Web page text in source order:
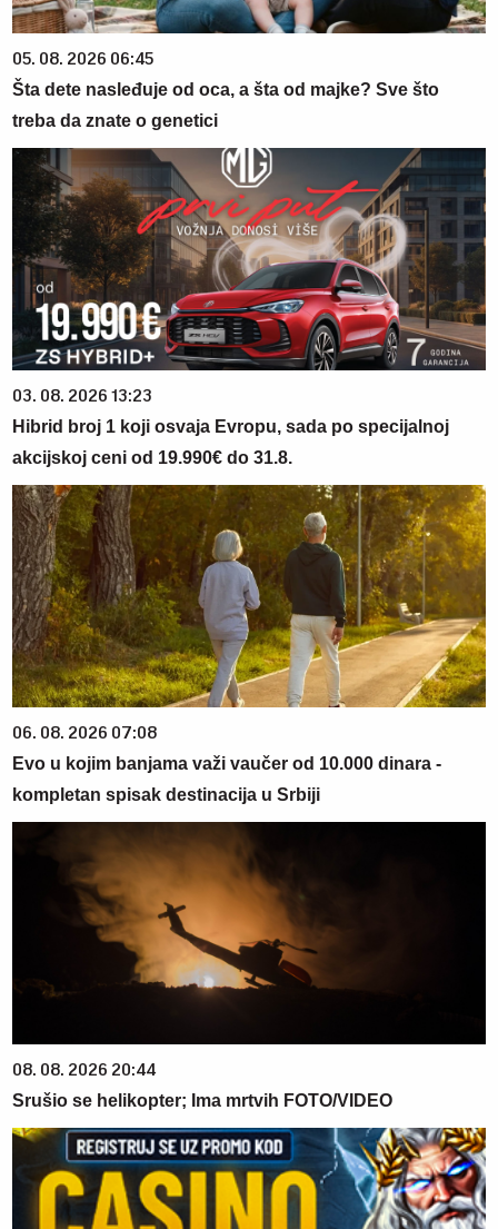
05. 08. 2026 06:45
Šta dete nasleđuje od oca, a šta od majke? Sve što
treba da znate o genetici
03. 08. 2026 13:23
Hibrid broj 1 koji osvaja Evropu, sada po specijalnoj
akcijskoj ceni od 19.990€ do 31.8.
06. 08. 2026 07:08
Evo u kojim banjama važi vaučer od 10.000 dinara -
kompletan spisak destinacija u Srbiji
08. 08. 2026 20:44
Srušio se helikopter; Ima mrtvih FOTO/VIDEO